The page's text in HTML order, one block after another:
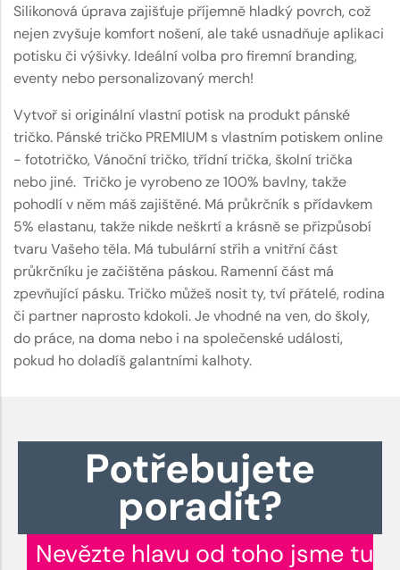
Silikonová úprava zajišťuje příjemně hladký povrch, což
nejen zvyšuje komfort nošení, ale také usnadňuje aplikaci
potisku či výšivky. Ideální volba pro firemní branding,
eventy nebo personalizovaný merch!
Vytvoř si originální vlastní potisk na produkt pánské
tričko. Pánské tričko PREMIUM s vlastním potiskem online
- fototričko, Vánoční tričko, třídní trička, školní trička
nebo jiné. Tričko je vyrobeno ze 100% bavlny, takže
pohodlí v něm máš zajištěné. Má průkrčník s přídavkem
5% elastanu, takže nikde neškrtí a krásně se přizpůsobí
tvaru Vašeho těla. Má tubulární střih a vnitřní část
průkrčníku je začištěna páskou. Ramenní část má
zpevňující pásku. Tričko můžeš nosit ty, tví přátelé, rodina
či partner naprosto kdokoli. Je vhodné na ven, do školy,
do práce, na doma nebo i na společenské události,
pokud ho doladíš galantními kalhoty.
Potřebujete
poradit?
Nevězte hlavu od toho jsme tu